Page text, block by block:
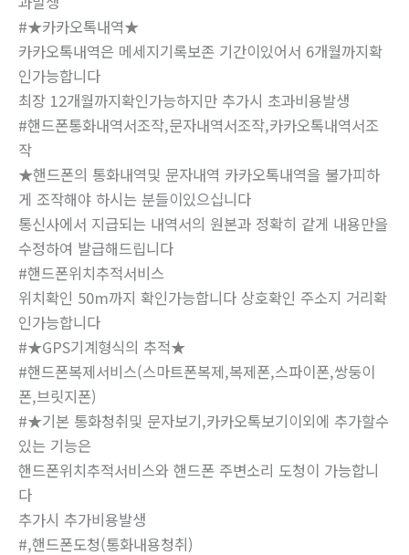
#★카카오톡내역★
카카오톡내역은 메세지기록보존 기간이있어서 6개월까지확
인가능합니다
최장 12개월까지확인가능하지만 추가시 초과비용발생
#핸드폰통화내역서조작,문자내역서조작,카카오톡내역서조
작
★핸드폰의 통화내역및 문자내역 카카오톡내역을 불가피하
게 조작해야 하시는 분들이있으십니다
통신사에서 지급되는 내역서의 원본과 정확히 같게 내용만을
수정하여 발급해드립니다
#핸드폰위치추적서비스
위치확인 50m까지 확인가능합니다 상호확인 주소지 거리확
인가능합니다
#★GPS기계형식의 추적★
#핸드폰복제서비스(스마트폰복제,복제폰,스파이폰,쌍둥이
폰,브릿지폰)
#★기본 통화청취및 문자보기,카카오톡보기이외에 추가할수
있는 기능은
핸드폰위치추적서비스와 핸드폰 주변소리 도청이 가능합니
다
추가시 추가비용발생
#,핸드폰도청(통화내용청취)